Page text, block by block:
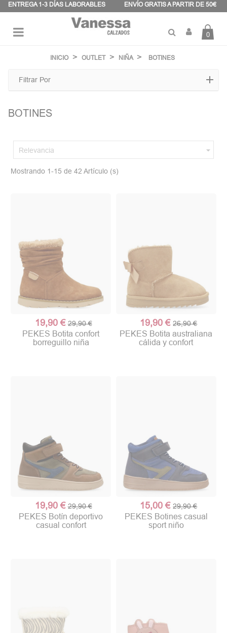
ENTREGA 1-3 DÍAS LABORABLES ENVÍO GRATIS A PARTIR DE 50€
0
INICIO OUTLET NIÑA BOTINES
Filtrar Por
BOTINES
Relevancia 
Mostrando 1-15 de 42 Artículo (s)
19,90 € 29,90 €
PEKES Botita confort
borreguillo niña
19,90 € 26,90 €
PEKES Botita australiana
cálida y confort
19,90 € 29,90 €
PEKES Botín deportivo
casual confort
15,00 € 29,90 €
PEKES Botines casual
sport niño
Panel de gestión de cookies